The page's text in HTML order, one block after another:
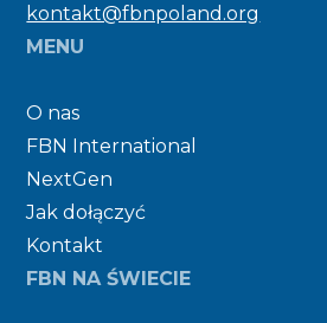
kontakt@fbnpoland.org
MENU
O nas
FBN International
NextGen
Jak dołączyć
Kontakt
FBN NA ŚWIECIE